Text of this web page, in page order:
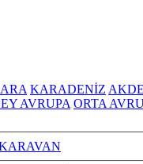
KARADENİZ
AVRUPA ORTA